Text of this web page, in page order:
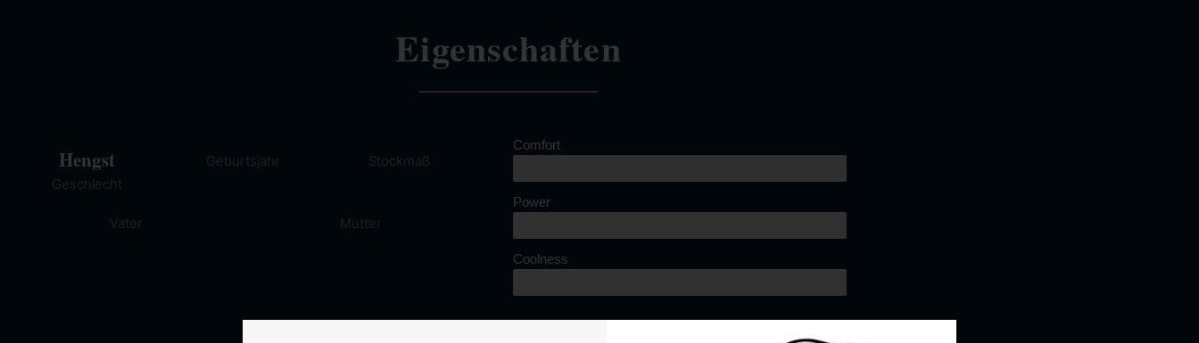
Eigenschaften
Hengst
Geschlecht
Geburtsjahr Stockmaß
Vater Mutter
Comfort
Power
Coolness